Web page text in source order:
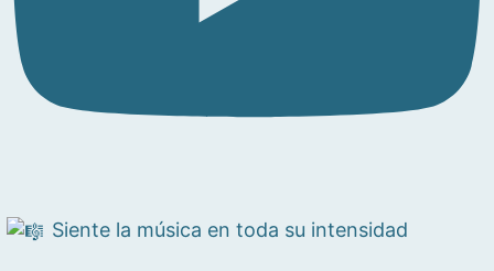
Siente la música en toda su intensidad